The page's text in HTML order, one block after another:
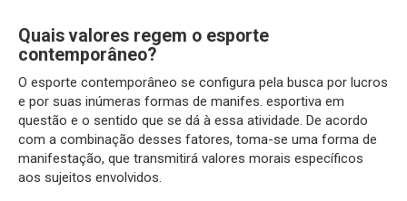
Quais valores regem o esporte
contemporâneo?
O esporte contemporâneo se configura pela busca por lucros
e por suas inúmeras formas de manifes. esportiva em
questão e o sentido que se dá à essa atividade. De acordo
com a combinação desses fatores, toma-se uma forma de
manifestação, que transmitirá valores morais específicos
aos sujeitos envolvidos.